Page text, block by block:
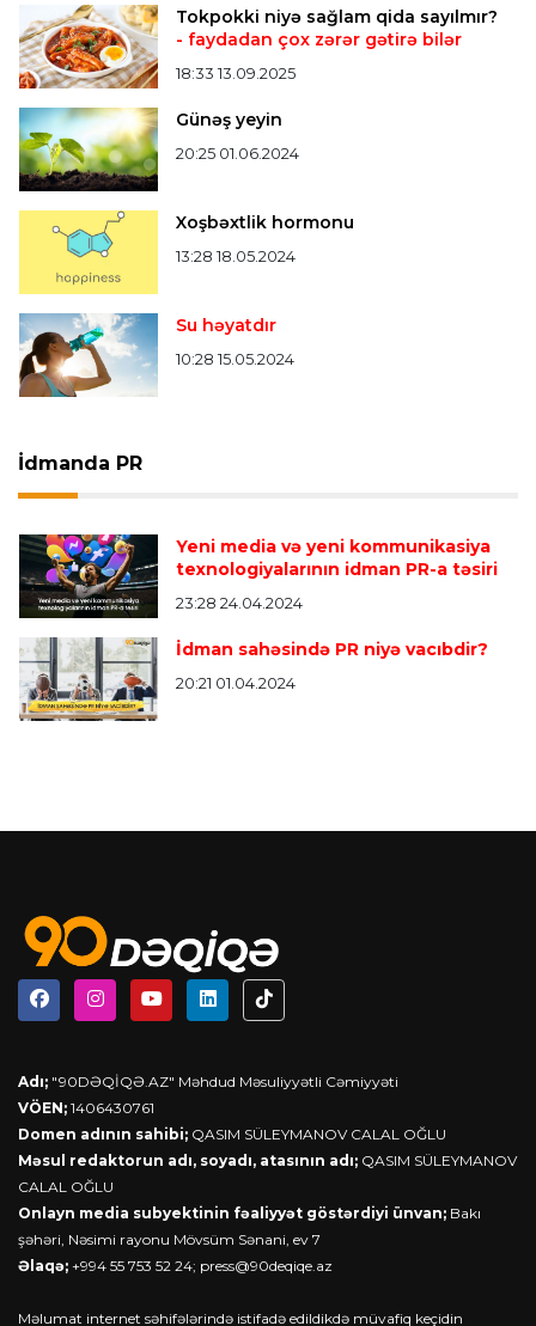
Bütün xəbərlər >>>Tokpokki niyə sağlam qida sayılmır?
- faydadan çox zərər gətirə bilər
18:33 13.09.2025
Günəş yeyin
20:25 01.06.2024
Xoşbəxtlik hormonu
13:28 18.05.2024
Su həyatdır
10:28 15.05.2024
İdmanda PR
Yeni media və yeni kommunikasiya
texnologiyalarının idman PR-a təsiri
23:28 24.04.2024
İdman sahəsində PR niyə vacıbdir?
20:21 01.04.2024
Adı; "90DƏQİQƏ.AZ" Məhdud Məsuliyyətli Cəmiyyəti
VÖEN; 1406430761
Domen adının sahibi; QASIM SÜLEYMANOV CALAL OĞLU
Məsul redaktorun adı, soyadı, atasının adı; QASIM SÜLEYMANOV
CALAL OĞLU
Onlayn media subyektinin fəaliyyət göstərdiyi ünvan; Bakı
şəhəri, Nəsimi rayonu Mövsüm Sənani, ev 7
Əlaqə; +994 55 753 52 24; press@90deqiqe.az
Məlumat internet səhifələrində istifadə edildikdə müvafiq keçidin